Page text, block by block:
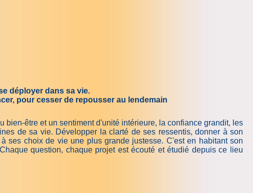
déployer dans sa vie.
pour cesser de repousser au lendemain
être et un sentiment d'unité intérieure, la confiance grandit, les
de sa vie. Développer la clarté de ses ressentis, donner à son
ses choix de vie une plus grande justesse. C'est en habitant son
question, chaque projet est écouté et étudié depuis ce lieu